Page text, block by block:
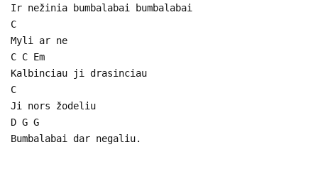
Ir nežinia bumbalabai bumbalabai
C
Myli ar ne
C C Em
Kalbinciau ji drasinciau
C
Ji nors žodeliu
D G G
Bumbalabai dar negaliu.